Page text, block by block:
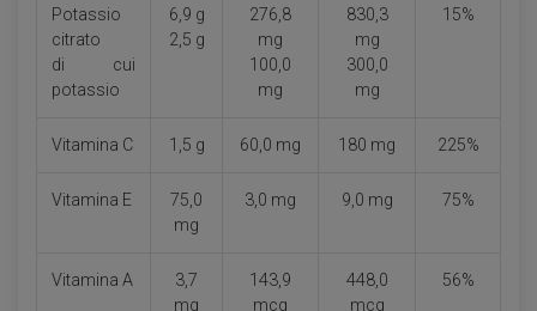
Potassio
citrato
di cui
potassio
6,9 g
2,5 g
276,8
mg
100,0
mg
830,3
mg
300,0
mg
15%
Vitamina C 1,5 g 60,0 mg 180 mg 225%
Vitamina E
75,0
mg
3,0 mg 9,0 mg 75%
Vitamina A
3,7
mg
143,9
mcg
448,0
mcg
56%